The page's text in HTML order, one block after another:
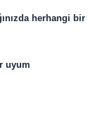
herhangi bir
uyum